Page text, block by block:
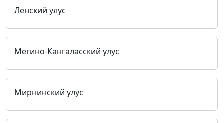
Ленский улус
Мегино-Кангаласский улус
Мирнинский улус